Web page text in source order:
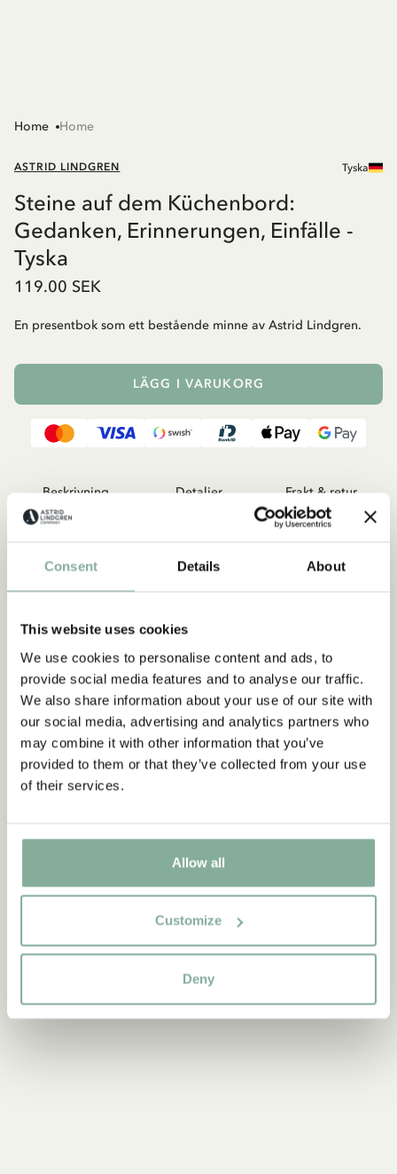
Consent Details About
This website uses cookies
We use cookies to personalise content and ads, to
provide social media features and to analyse our traffic.
We also share information about your use of our site with
our social media, advertising and analytics partners who
may combine it with other information that you’ve
provided to them or that they’ve collected from your use
of their services.
Allow all
Customize
Deny
Home Home
ASTRID LINDGREN Tyska
Steine auf dem Küchenbord:
Gedanken, Erinnerungen, Einfälle -
Tyska
119.00 SEK
En presentbok som ett bestående minne av Astrid Lindgren.
LÄGG I VARUKORG
Beskrivning Detaljer Frakt & retur
Den fint möblerade samlingen innehåller citat från tal,
böcker. Den store berättarens värld kommer till liv i elva
tematiskt uppbyggda avsnitt - hennes kärlek till barn, hennes
humor och hennes omtänksamhet: "Det kanske vore bra om vi
alla satte en liten sten på kökshyllan som en varning till oss och
till barnen: aldrig våld!" (från talet vid utdelningen av den tyska
bokhandelns fredspris).
Upptäck mer Böcker
UNGA VUXNA